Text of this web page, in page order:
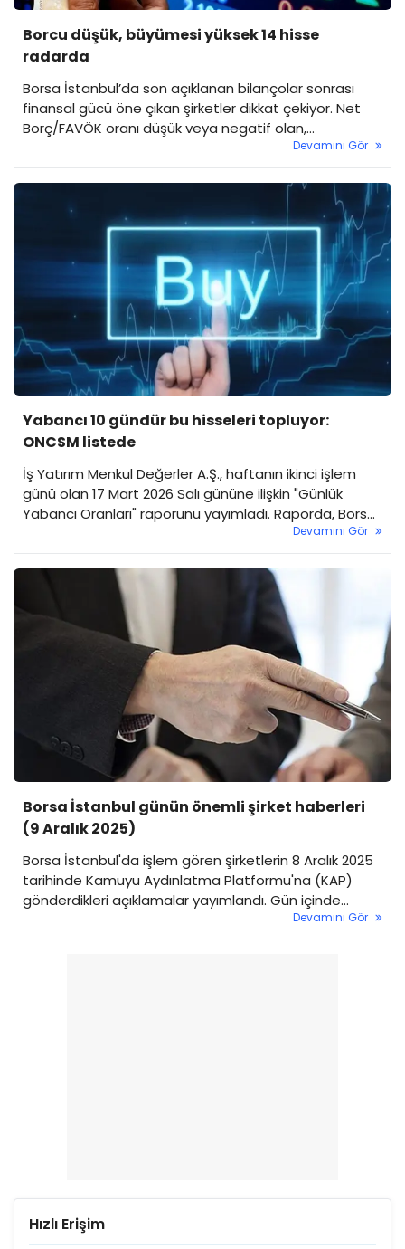
Borcu düşük, büyümesi yüksek 14 hisse
radarda
Borsa İstanbul’da son açıklanan bilançolar sonrası
finansal gücü öne çıkan şirketler dikkat çekiyor. Net
Borç/FAVÖK oranı düşük veya negatif olan,
özsermaye büyümesini sürdüren ve satış gelirlerinde
artış yakalayan 14 şirket yatırımcıların radarına girdi.
Devamını Gör
Yabancı 10 gündür bu hisseleri topluyor:
ONCSM listede
İş Yatırım Menkul Değerler A.Ş., haftanın ikinci işlem
günü olan 17 Mart 2026 Salı gününe ilişkin "Günlük
Yabancı Oranları" raporunu yayımladı. Raporda, Borsa
İstanbul’daki yabancı payı değişimleri, günlük bazda
hareketliliği artan semboller ve istikrarlı bir şekilde
yabancı girişi/çıkışı yaşayan hisseler detaylandırıldı.
Devamını Gör
Borsa İstanbul günün önemli şirket haberleri
(9 Aralık 2025)
Borsa İstanbul'da işlem gören şirketlerin 8 Aralık 2025
tarihinde Kamuyu Aydınlatma Platformu'na (KAP)
gönderdikleri açıklamalar yayımlandı. Gün içinde
çeşitli şirketlerde sözleşme imzaları, yatırım kararları,
Devamını Gör
Hızlı Erişim